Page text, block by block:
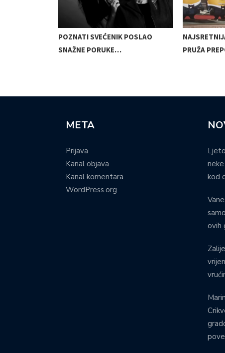
POZNATI SVEĆENIK POSLAO
SNAŽNE PORUKE…
PRUŽA
META
Prijava
Kanal objava
Kanal komentara
WordPress.org
kod
ovih